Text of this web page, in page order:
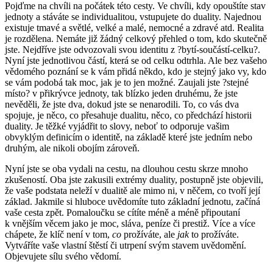
Pojďme na chvíli na počátek této cesty. Ve chvíli, kdy opouštíte stav
jednoty a stáváte se individualitou, vstupujete do duality. Najednou
existuje tmavé a světlé, velké a malé, nemocné a zdravé atd. Realita
je rozdělena. Nemáte již žádný celkový přehled o tom, kdo skutečně
jste. Nejdříve jste odvozovali svou identitu z ?bytí-součástí-celku?.
Nyní jste jednotlivou částí, která se od celku odtrhla. Ale bez vašeho
vědomého poznání se k vám přidá někdo, kdo je stejný jako vy, kdo
se vám podobá tak moc, jak je to jen možné. Zaujali jste ?stejné
místo? v přikrývce jednoty, tak blízko jeden druhému, že jste
nevěděli, že jste dva, dokud jste se nenarodili. To, co vás dva
spojuje, je něco, co přesahuje dualitu, něco, co předchází historii
duality. Je těžké vyjádřit to slovy, neboť to odporuje vašim
obvyklým definicím o identitě, na základě které jste jedním nebo
druhým, ale nikoli obojím zároveň.
Nyní jste se oba vydali na cestu, na dlouhou cestu skrze mnoho
zkušeností. Oba jste zakusili extrémy duality, postupně jste objevili,
že vaše podstata neleží v dualitě ale mimo ni, v něčem, co tvoří její
základ. Jakmile si hluboce uvědomíte tuto základní jednotu, začíná
vaše cesta zpět. Pomaloučku se cítíte méně a méně připoutaní
k vnějším věcem jako je moc, sláva, peníze či prestiž. Více a více
chápete, že klíč není v tom, co prožíváte, ale jakto prožíváte.
Vytváříte vaše vlastní štěstí či utrpení svým stavem uvědomění.
Objevujete sílu svého vědomí.